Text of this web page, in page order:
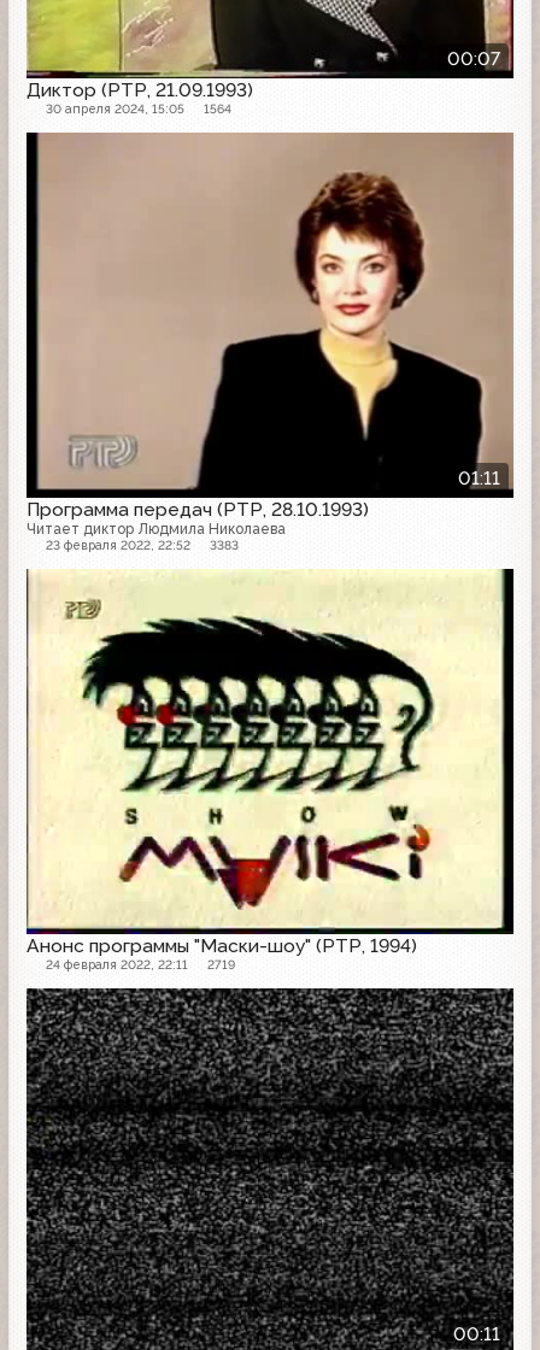
00:07
Диктор (РТР, 21.09.1993)
30 апреля 2024, 15:05 1564
01:11
Программа передач (РТР, 28.10.1993)
Читает диктор Людмила Николаева
23 февраля 2022, 22:52 3383
Анонс программы "Маски-шоу" (РТР, 1994)
24 февраля 2022, 22:11 2719
00:11
Анонс